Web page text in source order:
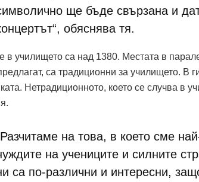
ще бъде свързана и
обяснява тя.
в училището са над 1380. Местата в
са традиционни за училището. В
Нетрадиционното, което се случва в
на това, в което сме
на учениците и силните
са по-различни и интересни,